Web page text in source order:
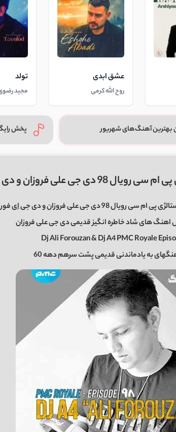
عشق ابدی
روح الله کرمی
تولد
مجید
بهترین آهنگ‌های شهریور پخش
علی فروزان و دی جی اِی فور
پی ام سی رویال 98 دی جی علی فروزان و دی جی اِی فور
اهنگ های شاد خاطره انگیز قدیمی دی جی علی فروزان
Dj Ali Forouzan & Dj A4 PMC Royale
به یادماندنی قدیمی پشت سرهم دهه 60